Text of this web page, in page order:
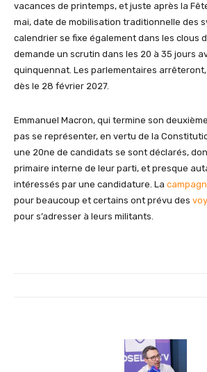
vacances de printemps, et juste après la
mai, date de mobilisation traditionnelle des
calendrier se fixe également dans les clous
demande un scrutin dans les 20 à 35 jours
quinquennat. Les parlementaires
dès le 28 février 2027.
Emmanuel Macron, qui termine son
pas se représenter, en vertu de la
une 20ne de candidats se sont déclarés,
primaire interne de leur parti, et presque
intéressés par une candidature. La
pour beaucoup et certains ont prévu des
pour s’adresser à leurs militants.